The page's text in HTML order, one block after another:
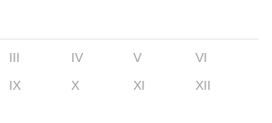
III IV V
VI
IX X XI XII